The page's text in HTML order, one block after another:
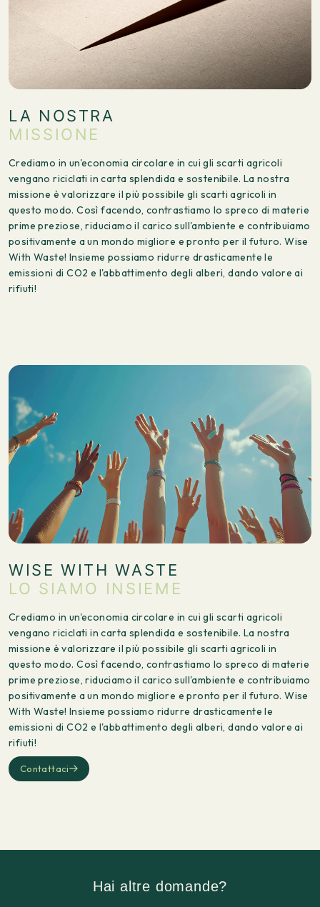
mercato europeo della carta e del cartone ha
una dimensione di oltre 100 miliardi di euro e rappresenta il
20% del mercato mondiale. Attualmente, circa il 50% di carta e
cartone è prodotto da alberi provenienti da foreste di
piantagione e circa il 50% da carta
riciclata. Immagina: migliaia di campi da calcio di foreste
naturali che scompaiono, anno dopo anno. Questo va a
biodiversità, dello stoccaggio di CO2 e dell’aria pulita. E
tempi di crescita da 10 a 80 anni. Gli scarti agricoli, invece,
sono una materia prima secondaria e si rendono disponibili
ogni anno. Inoltre, la carta da scarti agricoli ha un impatto
ambientale inferiore rispetto alla carta da alberi e alla carta
riciclata. Insieme possiamo creare un impatto e contrastare
lo spreco di materie prime preziose!
LA NOSTRA
MISSIONE
Crediamo in un'economia circolare in cui gli scarti agricoli
vengano riciclati in carta splendida e sostenibile. La nostra
missione è valorizzare il più possibile gli scarti agricoli in
questo modo. Così facendo, contrastiamo lo spreco di materie
prime preziose, riduciamo il carico sull'ambiente e contribuiamo
positivamente a un mondo migliore e pronto per il futuro. Wise
With Waste! Insieme possiamo ridurre drasticamente le
emissioni di CO2 e l'abbattimento degli alberi, dando valore ai
rifiuti!
WISE WITH WASTE
LO SIAMO INSIEME
Crediamo in un'economia circolare in cui gli scarti agricoli
vengano riciclati in carta splendida e sostenibile. La nostra
missione è valorizzare il più possibile gli scarti agricoli in
questo modo. Così facendo, contrastiamo lo spreco di materie
prime preziose, riduciamo il carico sull'ambiente e contribuiamo
positivamente a un mondo migliore e pronto per il futuro. Wise
With Waste! Insieme possiamo ridurre drasticamente le
emissioni di CO2 e l'abbattimento degli alberi, dando valore ai
rifiuti!
Contattaci
Hai altre domande?